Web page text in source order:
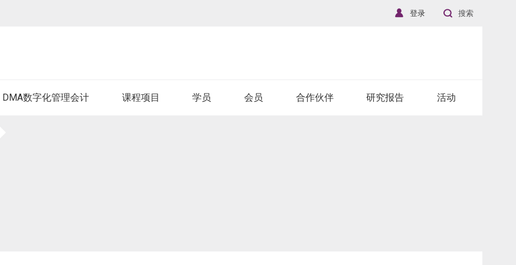
登录 搜索
DMA数字化管理会计 课程项目 学员 会员 合作伙伴 研究报告 活动